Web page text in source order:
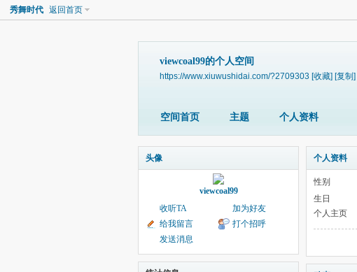
秀舞时代 返回首页
viewcoal99的个人空间
https://www.xiuwushidai.com/?2709303 [收藏] [复制]
空间首页 主题 个人资料
头像
viewcoal99
收听TA
加为好友
给我留言
打个招呼
发送消息
个人资料
性别
生日
个人主页